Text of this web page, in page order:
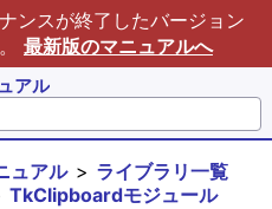
ンスが終了したバージョン
最新版のマニュアルへ
アル
ュアル
ライブラリ一覧
TkClipboardモジュール